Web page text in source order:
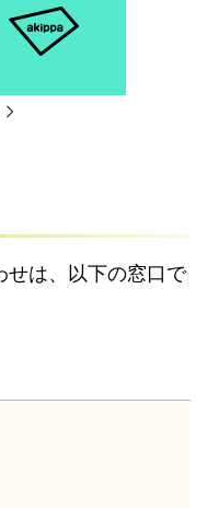
せは、以下の窓口で